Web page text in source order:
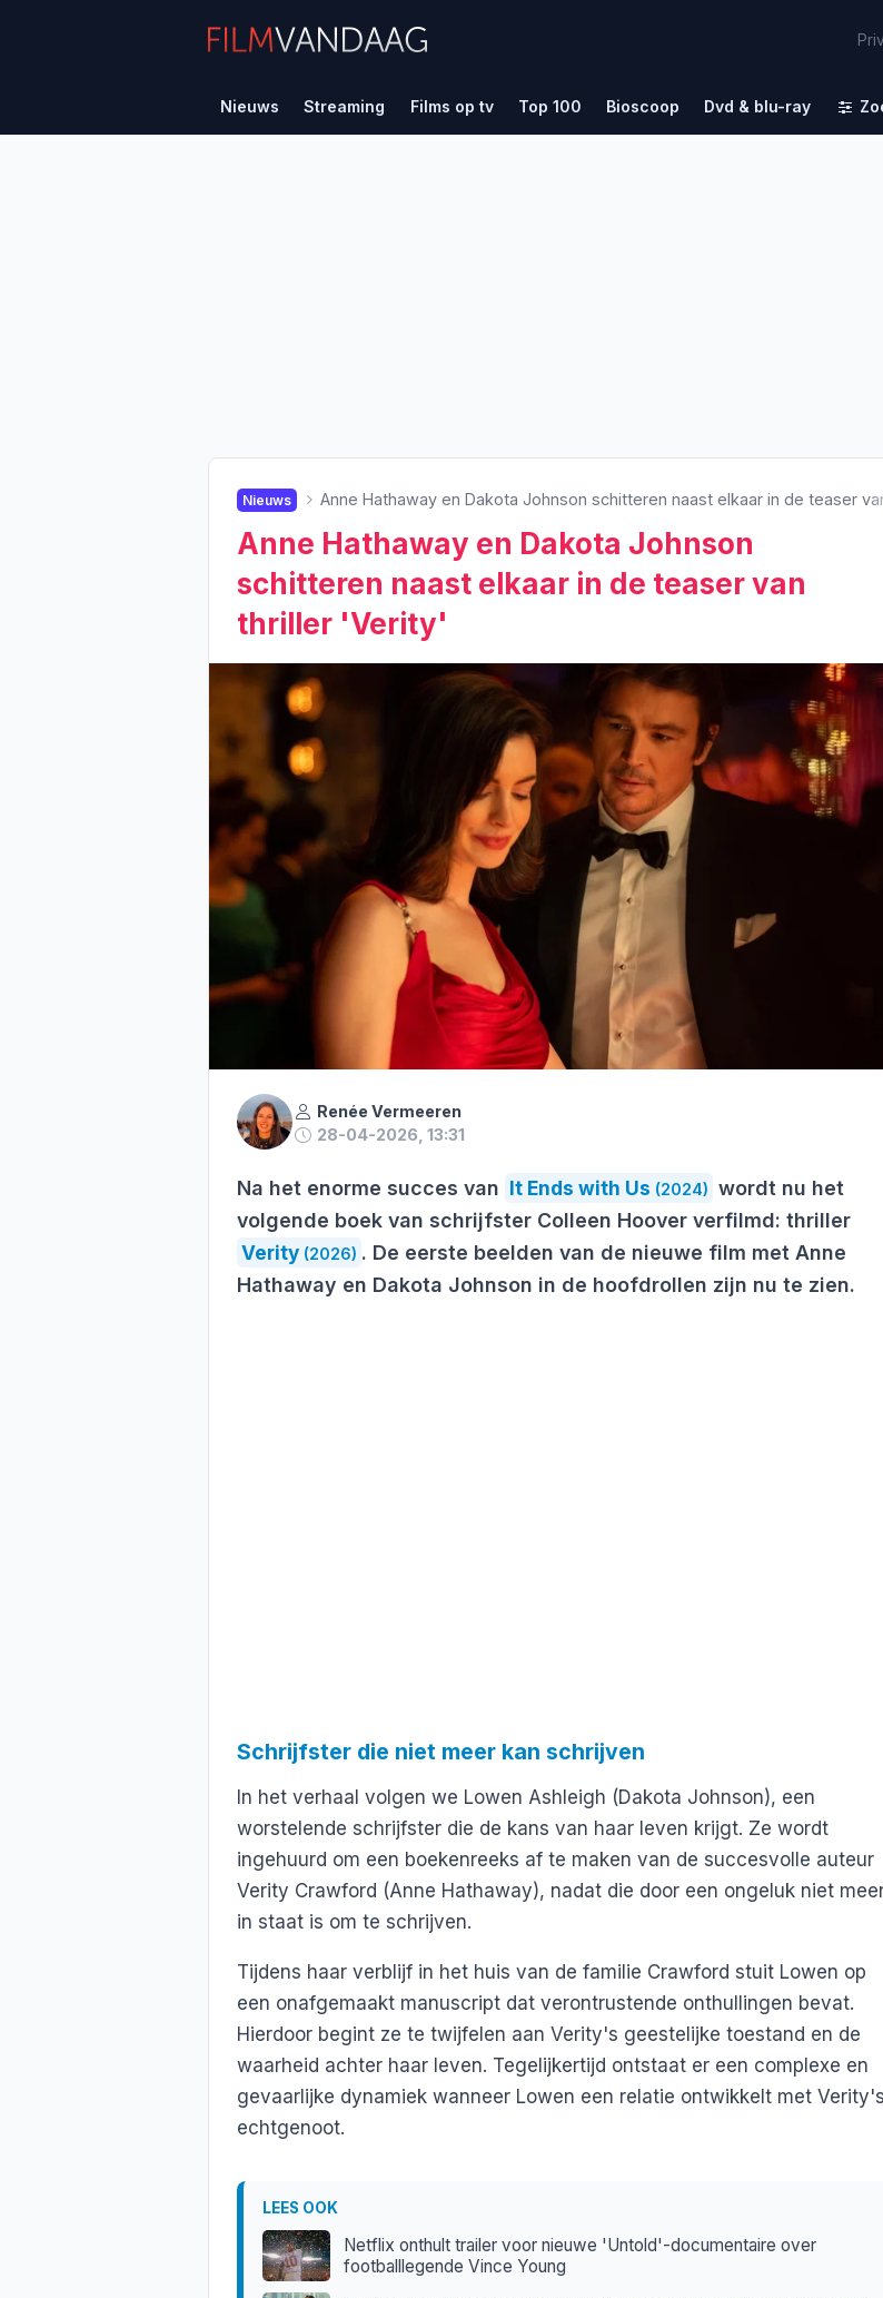
Nieuws Streaming Films op tv Top 100 Bioscoop Dvd & blu-ray
Nieuws Anne Hathaway en Dakota Johnson schitteren naast elkaar in de teaser
Anne Hathaway en Dakota Johnson
schitteren naast elkaar in de teaser van
thriller 'Verity'
Renée Vermeeren
28-04-2026, 13:31
Na het enorme succes van It Ends with Us (2024) wordt nu het
volgende boek van schrijfster Colleen Hoover verfilmd: thriller
Verity (2026) . De eerste beelden van de nieuwe film met Anne
Hathaway en Dakota Johnson in de hoofdrollen zijn nu te zien.
Schrijfster die niet meer kan schrijven
In het verhaal volgen we Lowen Ashleigh (Dakota Johnson), een
worstelende schrijfster die de kans van haar leven krijgt. Ze wordt
ingehuurd om een boekenreeks af te maken van de succesvolle auteur
Verity Crawford (Anne Hathaway), nadat die door een ongeluk niet
in staat is om te schrijven.
Tijdens haar verblijf in het huis van de familie Crawford stuit Lowen op
een onafgemaakt manuscript dat verontrustende onthullingen bevat.
Hierdoor begint ze te twijfelen aan Verity's geestelijke toestand en de
waarheid achter haar leven. Tegelijkertijd ontstaat er een complexe en
gevaarlijke dynamiek wanneer Lowen een relatie ontwikkelt met Verity's
echtgenoot.
LEES OOK
Netflix onthult trailer voor nieuwe 'Untold'-documentaire over
footballlegende Vince Young